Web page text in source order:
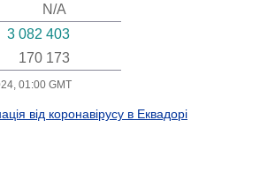
N/A
3 082 403
170 173
01:00 GMT
від коронавірусу в Еквадорі